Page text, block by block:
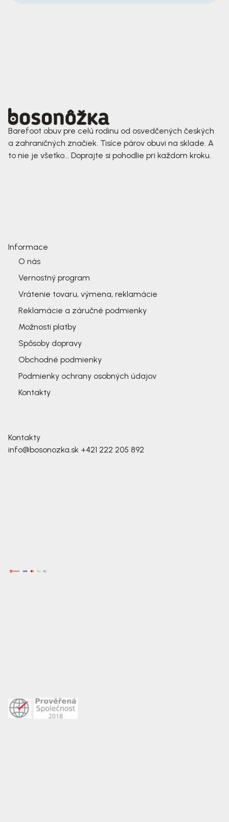
Barefoot obuv pre celú rodinu od osvedčených českých
a zahraničných značiek. Tisíce párov obuvi na sklade. A
to nie je všetko... Doprajte si pohodlie pri každom kroku.
Informace
O nás
Vernostný program
Vrátenie tovaru, výmena, reklamácie
Reklamácie a záručné podmienky
Možnosti platby
Spôsoby dopravy
Obchodné podmienky
Podmienky ochrany osobných údajov
Kontakty
Kontakty
info@bosonozka.sk +421 222 205 892